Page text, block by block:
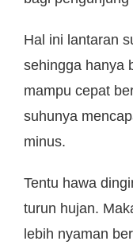
Hal ini lantaran
sehingga hanya
mampu cepat
suhunya
minus.
Tentu hawa
turun hujan.
lebih nyaman